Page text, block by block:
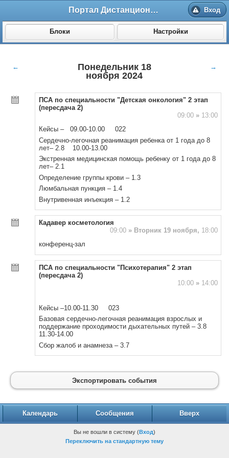
Портал Дистанционного обучения ВолгГМУ Вход
Блоки Настройки
←
Понедельник 18
ноября 2024
→
ПСА по специальности "Детская онкология" 2 этап
(пересдача 2)
09:00 »13:00
Кейсы – 09.00-10.00 022
Сердечно-легочная реанимация ребенка от 1 года до 8
лет– 2.8 10.00-13.00
Экстренная медицинская помощь ребенку от 1 года до 8
лет– 2.1
Определение группы крови – 1.3
Люмбальная пункция – 1.4
Внутривенная инъекция – 1.2
Кадавер косметология
09:00 » Вторник 19 ноября, 18:00
конференц-зал
ПСА по специальности "Психотерапия" 2 этап
(пересдача 2)
10:00 »14:00
Кейсы –10.00-11.30 023
Базовая сердечно-легочная реанимация взрослых и
поддержание проходимости дыхательных путей – 3.8
11.30-14.00
Сбор жалоб и анамнеза – 3.7
Экспортировать события
Календарь Сообщения Вверх
Вы не вошли в систему (Вход)
Переключить на стандартную тему